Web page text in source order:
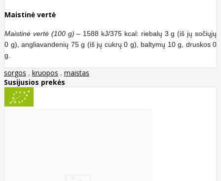
Maistinė vertė
Maistinė vertė (100 g) – 1588 kJ/375 kcal: riebalų 3 g (iš jų sočiųjų
0 g), angliavandenių 75 g (iš jų cukrų 0 g), baltymų 10 g, druskos 0
g.
sorgos , kruopos , maistas
Susijusios prekės